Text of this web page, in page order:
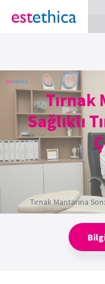
section Service {
Tırnak
Sağlıklı
Tırnak Mantarına